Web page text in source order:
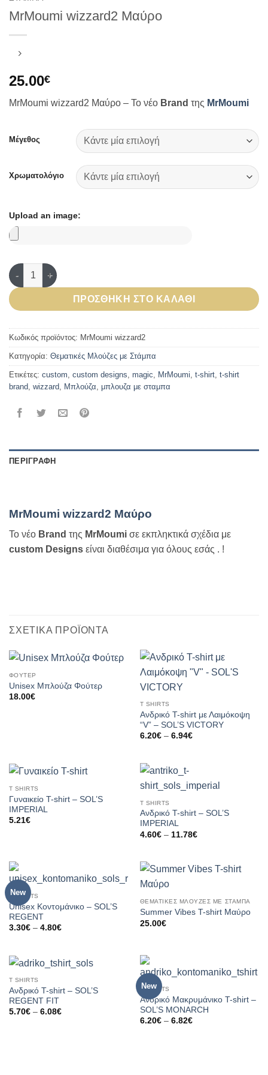
MrMoumi wizzard2 Μαύρο
25.00€
MrMoumi wizzard2 Μαύρο – Το νέο Brand της MrMoumi
Μέγεθος
Χρωματολόγιο
Upload an image:
MrMoumi wizzard2 Μαύρο ποσότητα
ΠΡΟΣΘΉΚΗ ΣΤΟ ΚΑΛΆΘΙ
Κωδικός προϊόντος: MrMoumi wizzard2
Κατηγορία: Θεματικές Μλούζες με Στάμπα
Ετικέτες: custom custom designs magic MrMoumi t-shirt t-shirt
brand wizzard Μπλούζα μπλουζα με σταμπα
ΠΕΡΙΓΡΑΦΉ
MrMoumi wizzard2 Μαύρο
Το νέο Brand της MrMoumi σε εκπληκτικά σχέδια με
custom Designs είναι διαθέσιμα για όλους εσάς . !
ΣΧΕΤΙΚΆ ΠΡΟΪΌΝΤΑ
ΦΟΥΤΕΡ
Unisex Μπλούζα Φούτερ
18.00€
T SHIRTS
Ανδρικό T-shirt με Λαιμόκοψη
“V” – SOL’S VICTORY
6.20€ – 6.94€Price
T SHIRTS
Γυναικείο T-shirt – SOL’S
IMPERIAL
5.21€
T SHIRTS
Ανδρικό T-shirt – SOL’S
IMPERIAL
4.60€ – 11.78€Price
11.78€
New
T SHIRTS
Unisex Κοντομάνικο – SOL’S
REGENT
3.30€ – 4.80€Price
4.80€
ΘΕΜΑΤΙΚΈΣ ΜΛΟΎΖΕΣ ΜΕ ΣΤΆΜΠΑ
Summer Vibes T-shirt Μαύρο
25.00€
T SHIRTS
Ανδρικό T-shirt – SOL’S
REGENT FIT
5.70€ – 6.08€Price
New
T SHIRTS
Ανδρικό Μακρυμάνικο T-shirt –
SOL’S MONARCH
6.20€ – 6.82€Price